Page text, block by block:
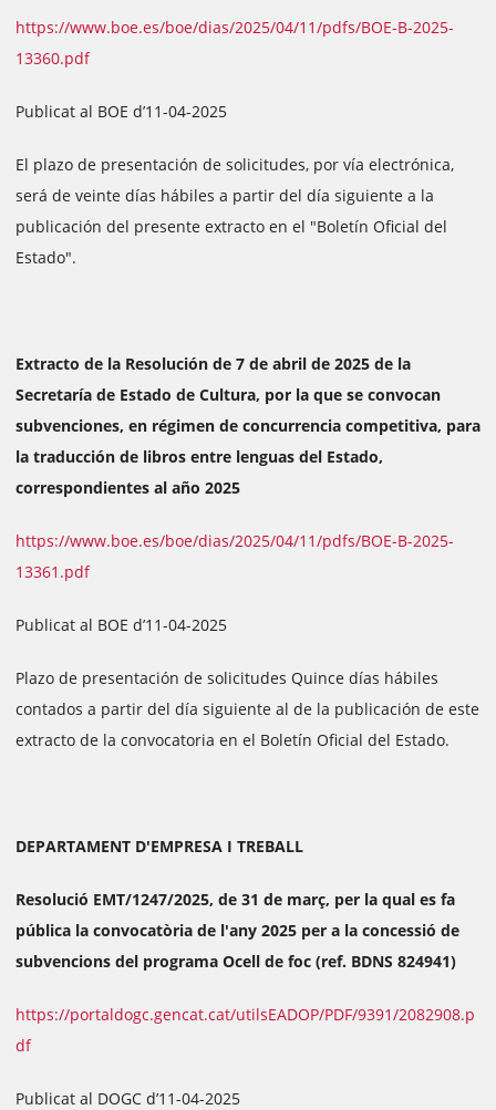
https://www.boe.es/boe/dias/2025/04/11/pdfs/BOE-B-2025-
13360.pdf
Publicat al BOE d’11-04-2025
El plazo de presentación de solicitudes, por vía electrónica,
será de veinte días hábiles a partir del día siguiente a la
publicación del presente extracto en el "Boletín Oficial del
Estado".
Extracto de la Resolución de 7 de abril de 2025 de la
Secretaría de Estado de Cultura, por la que se convocan
subvenciones, en régimen de concurrencia competitiva, para
la traducción de libros entre lenguas del Estado,
correspondientes al año 2025
https://www.boe.es/boe/dias/2025/04/11/pdfs/BOE-B-2025-
13361.pdf
Publicat al BOE d’11-04-2025
Plazo de presentación de solicitudes Quince días hábiles
contados a partir del día siguiente al de la publicación de este
extracto de la convocatoria en el Boletín Oficial del Estado.
DEPARTAMENT D'EMPRESA I TREBALL
Resolució EMT/1247/2025, de 31 de març, per la qual es fa
pública la convocatòria de l'any 2025 per a la concessió de
subvencions del programa Ocell de foc (ref. BDNS 824941)
https://portaldogc.gencat.cat/utilsEADOP/PDF/9391/2082908.p
df
Publicat al DOGC d’11-04-2025